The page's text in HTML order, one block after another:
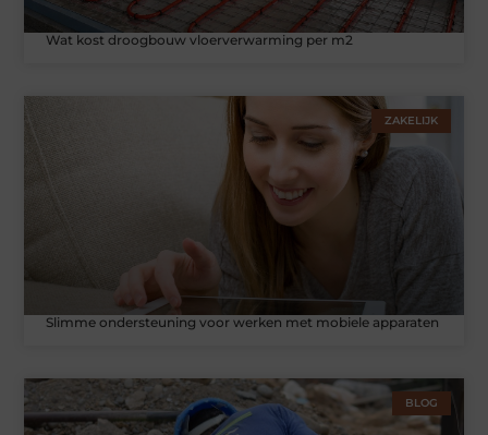
Wat kost droogbouw vloerverwarming per m2
ZAKELIJK
Slimme ondersteuning voor werken met mobiele apparaten
BLOG